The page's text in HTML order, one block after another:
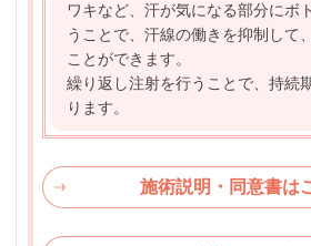
ワキなど、汗が気になる部分にボ
うことで、汗線の働きを抑制して
ことができます。
繰り返し注射を行うことで、持続
ります。
施術説明・同意書は